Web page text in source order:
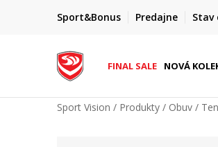
Sport&Bonus Predajne Stav
FINAL SALE
+ extra zľava 10
FINAL SALE NOVÁ
Sport Vision Produkty Obuv